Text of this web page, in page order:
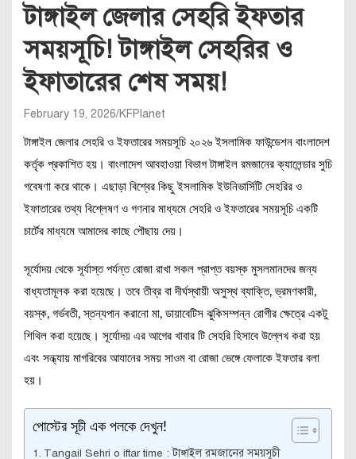
টাঙ্গাইল জেলার সেহরি ইফতার
সময়সূচি! টাঙ্গাইল সেহরির ও
ইফাতারের শেষ সময়!
February 19, 2026 KFPlanet
টাঙ্গাইল জেলার সেহরি ও ইফতারের সময়সূচি ২০২৬ ইসলামিক ফাউন্ডেশন বাংলাদেশ
কর্তৃক প্রকাশিত হয়। বাংলাদেশ আবহাওয়া বিভাগ টাঙ্গাইল রমজানের ক্যালেন্ডার সুচি
গবেষণা করে থাকে। এছাড়া বিশ্বের কিছু ইসলামিক ইউনিভার্সিটি সেহরির ও
ইফাতারের তথ্য বিশ্লেষণ ও গণনার মাধ্যমে সেহরি ও ইফতারের সময়সূচি একটি
চার্টের মাধ্যমে আমাদের কাছে পৌছায় দেয়।
সূর্যোদয় থেকে সূর্যাস্ত পর্যন্ত রোজা রাখা সকল প্রাপ্ত বয়স্ক মুসলমানদের জন্য
বাধ্যতামূলক করা হয়েছে। তবে তীব্র বা দীর্ঘস্থায়ী অসুস্থ ব্যাক্তি, ভ্রমণকারী,
বয়স্ক, গর্ভবতী, স্তন্যপান করানো মা, ডায়াবেটিস ঝুকিসম্পন্ন রোগীর ক্ষেত্রে একটু
শিথিল করা হয়েছে। সূর্যোদয় এর আগের খাবার টি সেহরি হিসাবে উল্লেখ করা হয়
এবং সন্ধ্যায় মাগরিবের আযানের সময় সাওম বা রোজা ভেঙ্গে ফেলাকে ইফতার বলা
হয়।
পোস্টের সূচী এক পলকে দেখুন!
Tangail Sehri o iftar time : টাঙ্গাইল রমজানের সময়সূচী